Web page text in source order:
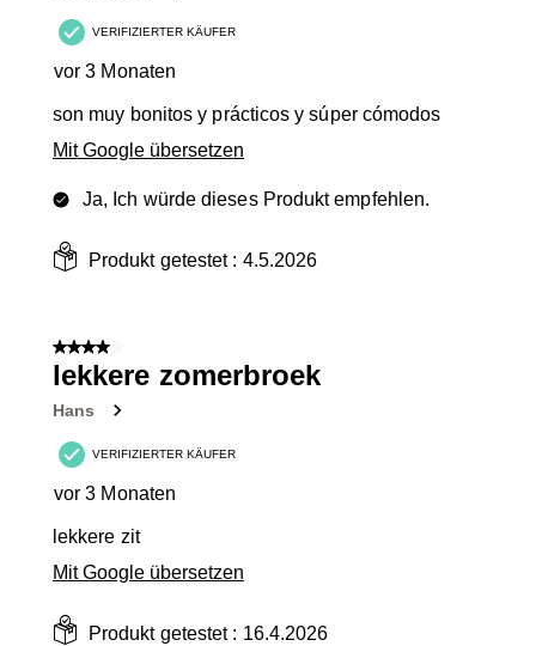
VERIFIZIERTER KÄUFER
vor 3 Monaten
son muy bonitos y prácticos y súper cómodos
Mit Google übersetzen
Ja, Ich würde dieses Produkt empfehlen.
Produkt getestet : 4.5.2026
4 von 5 Sternen.
lekkere zomerbroek
Hans
VERIFIZIERTER KÄUFER
vor 3 Monaten
lekkere zit
Mit Google übersetzen
Produkt getestet : 16.4.2026